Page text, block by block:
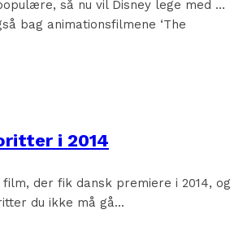
så nu vil Disney lege med …
bag animationsfilmene ‘The
i 2014
der fik dansk premiere i 2014, og
du ikke må gå...